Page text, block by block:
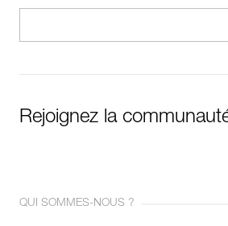
Rejoignez la
QUI SOMMES-NOUS ?